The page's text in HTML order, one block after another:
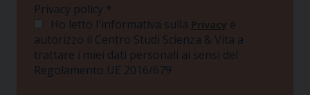
Privacy policy *
Ho letto l'informativa sulla Privacy e
autorizzo il Centro Studi Scienza & Vita a
trattare i miei dati personali ai sensi del
Regolamento UE 2016/679